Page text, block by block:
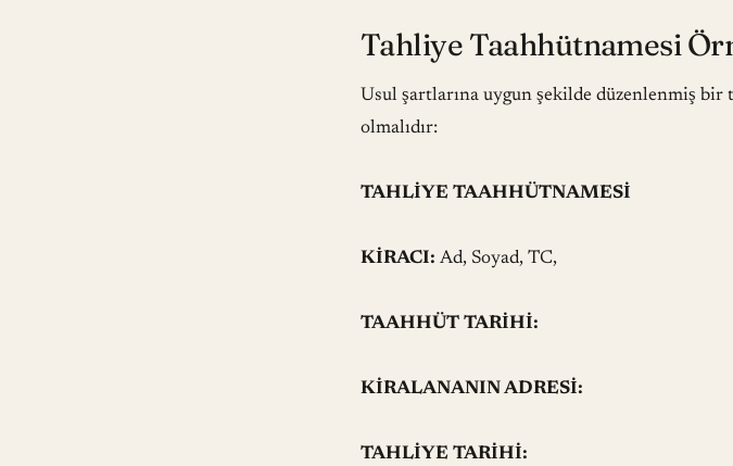
Tahliye Taahhütnamesi
Usul şartlarına uygun şekilde düzenlenmiş bir
olmalıdır:
TAHLİYE TAAHHÜTNAMESİ
KİRACI: Ad, Soyad, TC,
TAAHHÜT TARİHİ:
KİRALANANIN ADRESİ:
TAHLİYE TARİHİ: